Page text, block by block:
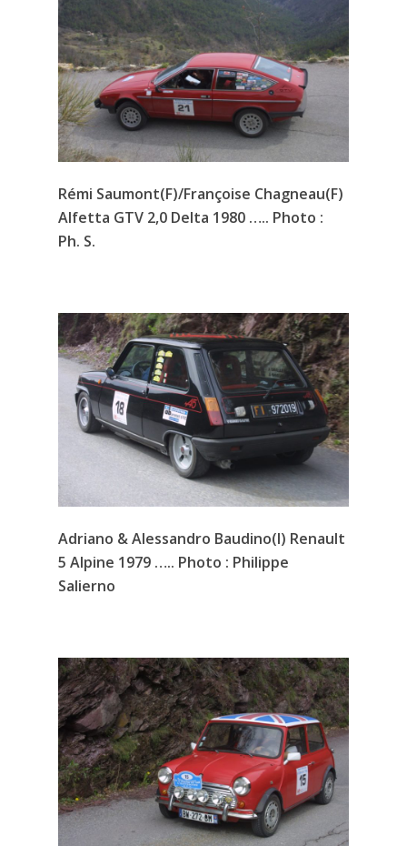
Rémi Saumont(F)/Françoise Chagneau(F)
Alfetta GTV 2,0 Delta 1980 ….. Photo :
Ph. S.
Adriano & Alessandro Baudino(I) Renault
5 Alpine 1979 ….. Photo : Philippe
Salierno